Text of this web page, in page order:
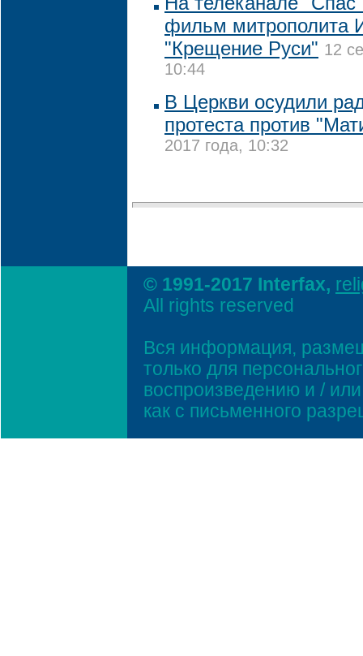
фильм митрополита
"Крещение Руси" 12
10:44
В Церкви осудили
протеста против
2017 года, 10:32
© 1991-2017 Interfax,
All rights reserved
Вся информация,
только для
воспроизведению и /
как с письменного